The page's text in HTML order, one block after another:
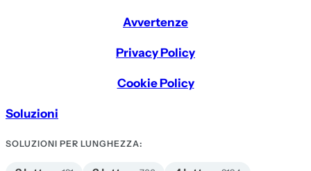
Avvertenze
Privacy Policy
Cookie Policy
Soluzioni
SOLUZIONI PER LUNGHEZZA: